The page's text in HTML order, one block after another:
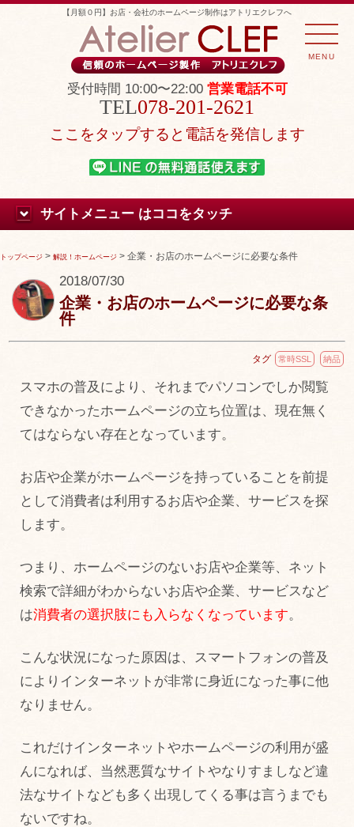
【月額０円】お店・会社のホームページ制作はアトリエクレフへ
受付時間 10:00〜22:00 営業電話不可
078-201-2621
ここをタップすると電話を発信します
サイトメニュー はココをタッチ
トップページ > 解説！ホームページ > 企業・お店のホームページに必要な条件
2018/07/30
企業・お店のホームページに必要な条
件
タグ 常時SSL 納品
スマホの普及により、それまでパソコンでしか閲覧
できなかったホームページの立ち位置は、現在無く
てはならない存在となっています。
お店や企業がホームページを持っていることを前提
として消費者は利用するお店や企業、サービスを探
します。
つまり、ホームページのないお店や企業等、ネット
検索で詳細がわからないお店や企業、サービスなど
は消費者の選択肢にも入らなくなっています。
こんな状況になった原因は、スマートフォンの普及
によりインターネットが非常に身近になった事に他
なりません。
これだけインターネットやホームページの利用が盛
んになれば、当然悪質なサイトやなりすましなど違
法なサイトなども多く出現してくる事は言うまでも
ないですね。
MENU